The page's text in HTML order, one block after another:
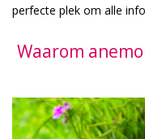
perfecte plek om alle
Waarom